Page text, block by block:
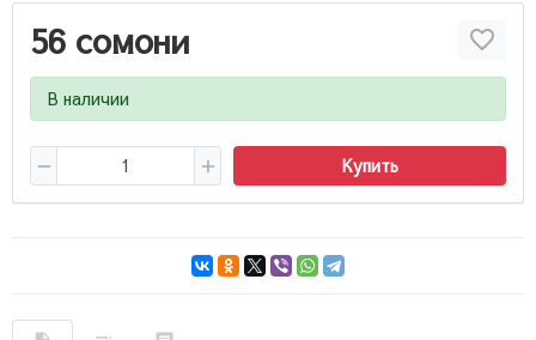
56 сомони
В наличии
Купить